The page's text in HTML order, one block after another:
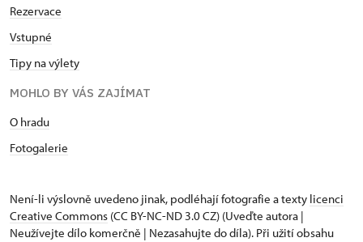
Rezervace
Vstupné
Tipy na výlety
MOHLO BY VÁS ZAJÍMAT
O hradu
Fotogalerie
Není-li výslovně uvedeno jinak, podléhají fotografie a texty licenci
Creative Commons (CC BY-NC-ND 3.0 CZ) (Uveďte autora |
Neužívejte dílo komerčně | Nezasahujte do díla). Při užití obsahu